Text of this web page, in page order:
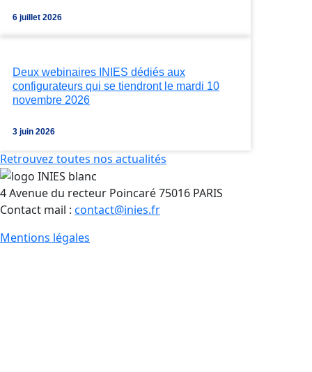
6 juillet 2026
Deux webinaires INIES dédiés aux
configurateurs qui se tiendront le mardi 10
novembre 2026
3 juin 2026
Retrouvez toutes nos actualités
4 Avenue du recteur Poincaré 75016 PARIS
Contact mail : contact@inies.fr
Mentions légales